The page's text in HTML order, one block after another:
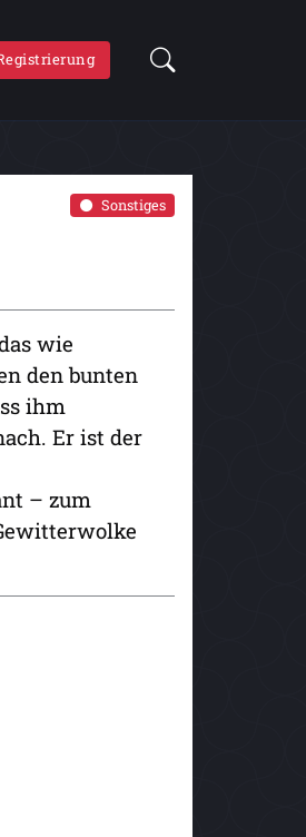
Sonstiges
wie
den bunten
ihm
Er ist der
– zum